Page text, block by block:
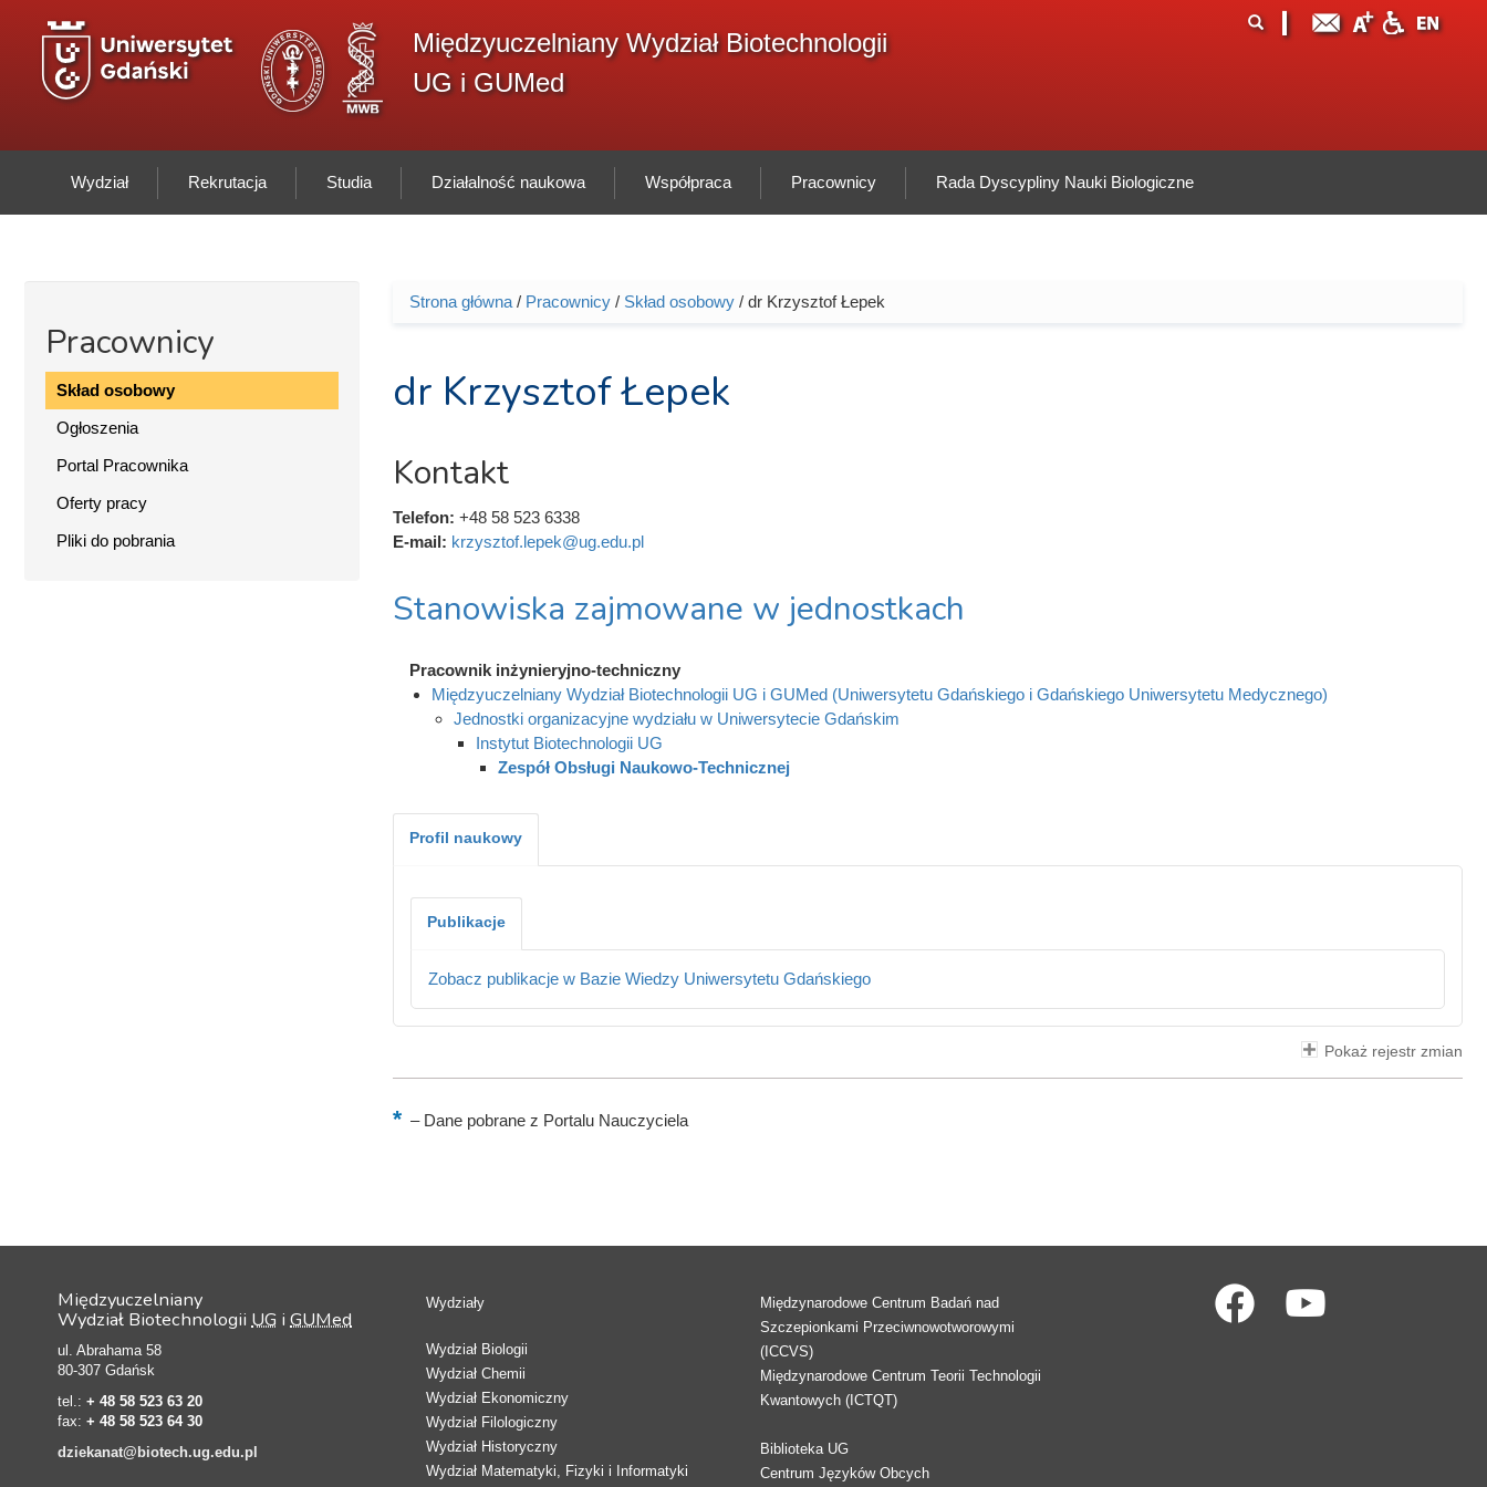
Międzyuczelniany Wydział Biotechnologii
UG i GUMed
Wydział Rekrutacja Studia Działalność naukowa Współpraca Pracownicy Rada Dyscypliny Nauki Biologiczne
Pracownicy
Skład osobowy
Ogłoszenia
Portal Pracownika
Oferty pracy
Pliki do pobrania
Jesteś tutaj
Strona główna/ Pracownicy/ Skład osobowy/ dr Krzysztof Łepek
dr Krzysztof Łepek
Kontakt
Telefon: +48 58 523 6338
E-mail: krzysztof.lepek@ug.edu.pl
Stanowiska zajmowane w jednostkach
Pracownik inżynieryjno-techniczny
Międzyuczelniany Wydział Biotechnologii UG i GUMed (Uniwersytetu Gdańskiego i Gdańskiego Uniwersytetu Medycznego)
Jednostki organizacyjne wydziału w Uniwersytecie Gdańskim
Instytut Biotechnologii UG
Zespół Obsługi Naukowo-Technicznej
Profil naukowy
Publikacje
Zobacz publikacje w Bazie Wiedzy Uniwersytetu Gdańskiego
Pokaż rejestr zmian
–Dane pobrane z Portalu Nauczyciela
Międzyuczelniany
Wydział Biotechnologii UG i GUMed
ul. Abrahama 58
80-307 Gdańsk
tel.: + 48 58 523 63 20
fax: + 48 58 523 64 30
dziekanat@biotech.ug.edu.pl
Wydziały
Wydział Biologii
Wydział Chemii
Wydział Ekonomiczny
Wydział Filologiczny
Wydział Historyczny
Wydział Matematyki, Fizyki i Informatyki
Międzynarodowe Centrum Badań nad
Szczepionkami Przeciwnowotworowymi
(ICCVS)
Międzynarodowe Centrum Teorii Technologii
Kwantowych (ICTQT)
Biblioteka UG
Centrum Języków Obcych